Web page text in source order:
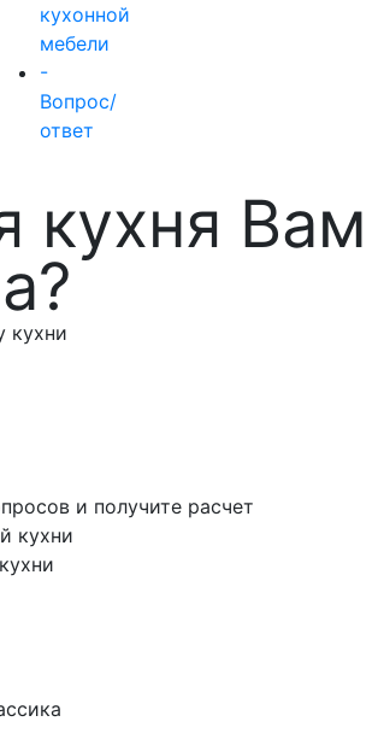
кухонной
мебели
-
Вопрос/
ответ
кухня Вам
кухни
и получите расчет
кухни